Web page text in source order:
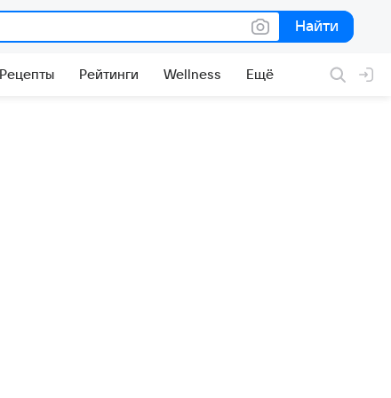
Найти
Найти
Рецепты Рейтинги Wellness Ещё